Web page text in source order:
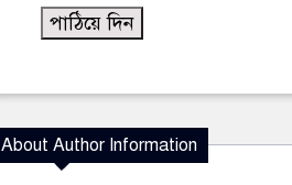
About Author Information